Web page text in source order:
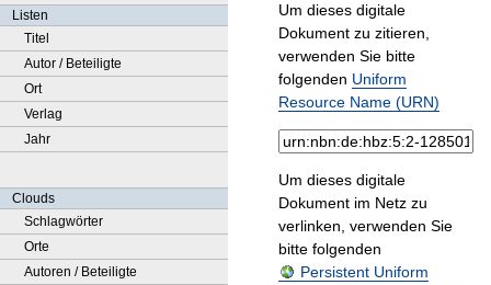
Listen
Titel
Autor / Beteiligte
Ort
Verlag
Jahr
Clouds
Schlagwörter
Orte
Autoren / Beteiligte
Um dieses digitale
Dokument zu zitieren,
verwenden Sie bitte
folgenden Uniform
Resource Name (URN)
Um dieses digitale
Dokument im Netz zu
verlinken, verwenden Sie
bitte folgenden
Persistent Uniform